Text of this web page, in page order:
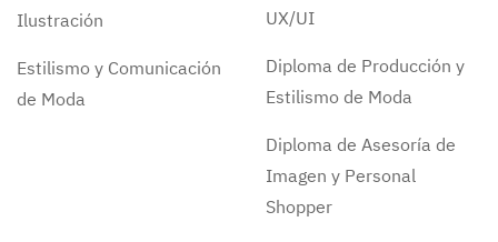
Ilustración
Estilismo y Comunicación
de Moda
UX/UI
Diploma de Producción y
Estilismo de Moda
Diploma de Asesoría de
Imagen y Personal
Shopper